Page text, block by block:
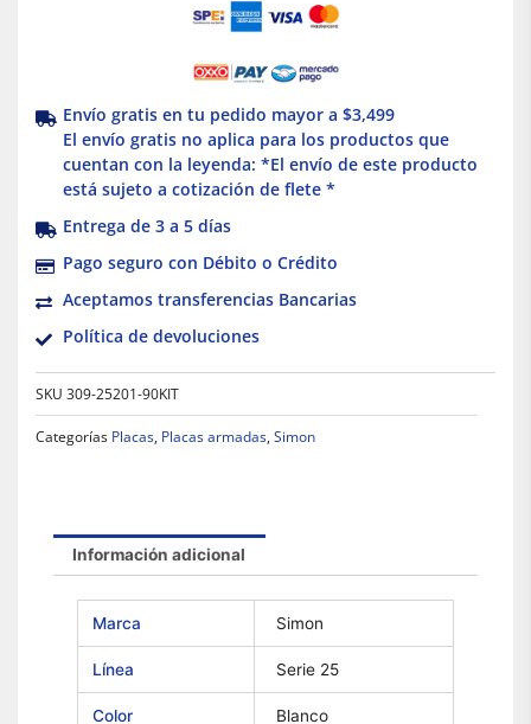
Envío gratis en tu pedido mayor a $3,499
El envío gratis no aplica para los productos que
cuentan con la leyenda: *El envío de este producto
está sujeto a cotización de flete *
Entrega de 3 a 5 días
Pago seguro con Débito o Crédito
Aceptamos transferencias Bancarias
Política de devoluciones
SKU 309-25201-90KIT
Categorías Placas, Placas armadas, Simon
Información adicional
Marca Simon
Línea Serie 25
Color Blanco